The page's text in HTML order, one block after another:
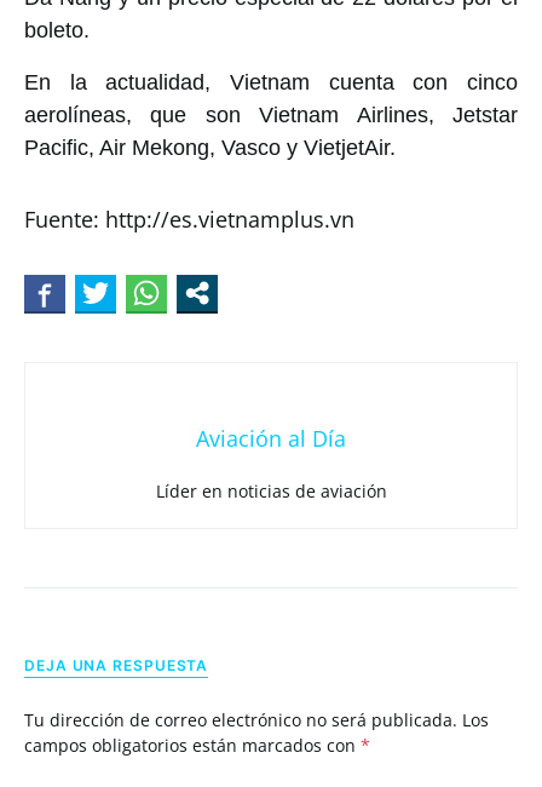
boleto.
En la actualidad, Vietnam cuenta con cinco
aerolíneas, que son Vietnam Airlines, Jetstar
Pacific, Air Mekong, Vasco y VietjetAir.
Fuente: http://es.vietnamplus.vn
Aviación al Día
Líder en noticias de aviación
DEJA UNA RESPUESTA
Tu dirección de correo electrónico no será publicada. Los
campos obligatorios están marcados con *